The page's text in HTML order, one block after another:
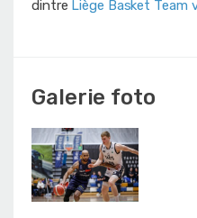
dintre Liège Basket Team
Galerie foto